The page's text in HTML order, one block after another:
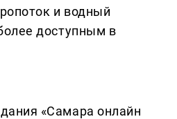
и водный
доступным в
«Самара онлайн